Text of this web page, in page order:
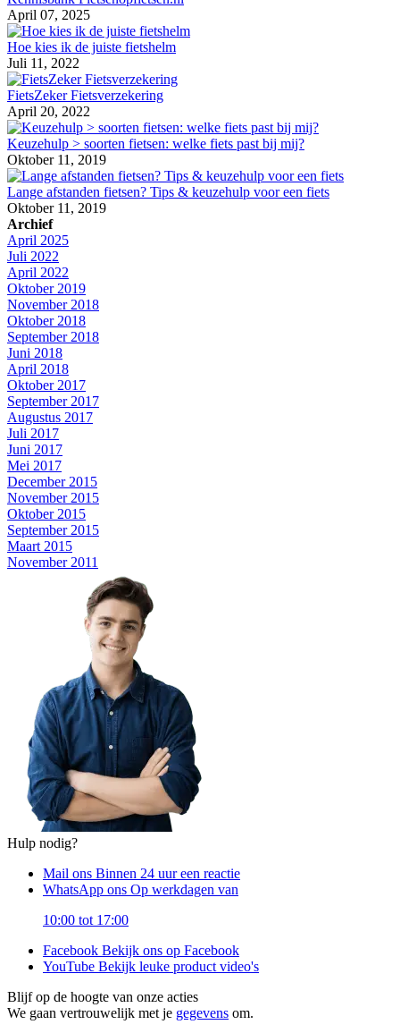
April 07, 2025
Hoe kies ik de juiste fietshelm
Juli 11, 2022
FietsZeker Fietsverzekering
April 20, 2022
Keuzehulp > soorten fietsen: welke fiets past bij mij?
Oktober 11, 2019
Lange afstanden fietsen? Tips & keuzehulp voor een fiets
Oktober 11, 2019
Archief
April 2025
Juli 2022
April 2022
Oktober 2019
November 2018
Oktober 2018
September 2018
Juni 2018
April 2018
Oktober 2017
September 2017
Augustus 2017
Juli 2017
Juni 2017
Mei 2017
December 2015
November 2015
Oktober 2015
September 2015
Maart 2015
November 2011
Hulp nodig?
Mail ons Binnen 24 uur een reactie
WhatsApp ons Op werkdagen van
10:00 tot 17:00
Facebook Bekijk ons op Facebook
YouTube Bekijk leuke product video's
Blijf op de hoogte van onze acties
We gaan vertrouwelijk met je gegevens om.